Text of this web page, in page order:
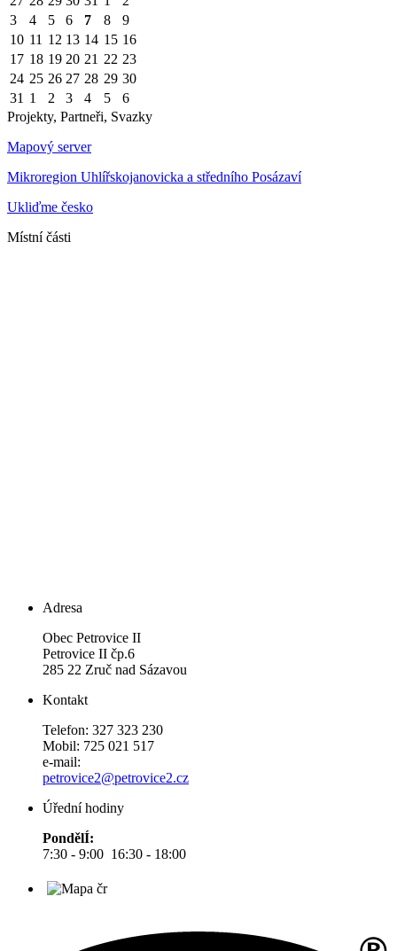
3
4 5 6 7 8
9
10 11 12 13 14 15 16
17 18 19 20 21 22 23
24 25 26 27 28 29 30
31 1 2 3 4 5
6
Projekty, Partneři, Svazky
Mapový server
Mikroregion Uhlířskojanovicka a středního Posázaví
Ukliďme česko
Místní části
Adresa
Obec Petrovice II
Petrovice II čp.6
285 22 Zruč nad Sázavou
Kontakt
Telefon: 327 323 230
Mobil: 725 021 517
e-mail:
petrovice2@petrovice2.cz
Úřední hodiny
PondělÍ:
7:30 - 9:00 16:30 - 18:00